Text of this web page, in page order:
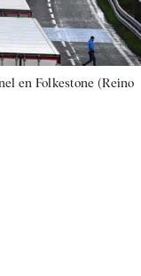
en Folkestone (Reino